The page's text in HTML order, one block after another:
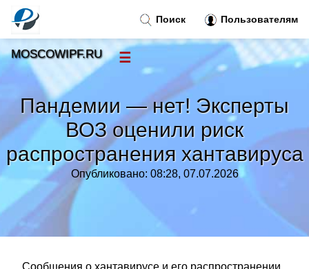
Пандемии — нет! Эксперты
ВОЗ оценили риск
распространения хантавируса
Опубликовано: 08:28, 07.07.2026
Сообщения о хантавирусе и его распространении
Поиск Пользователям
MOSCOWIPF.RU ☰
Новости
Тренды новостей»
Рубрики»
Правила »
Контакт»